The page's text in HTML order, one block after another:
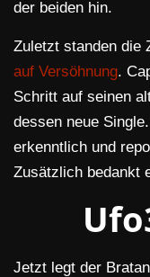
der beiden hin.
Zuletzt standen die
auf Versöhnung.
Schritt auf seinen
dessen neue
erkenntlich und
Zusätzlich bedankt
Jetzt legt der